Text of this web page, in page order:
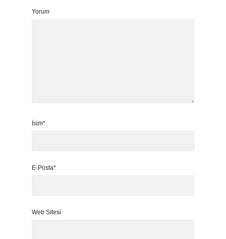
Yorum
İsim*
E-Posta*
Web Sitesi